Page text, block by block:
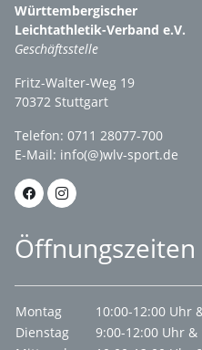
Württembergischer
Leichtathletik-Verband e.V.
Geschäftsstelle
Fritz-Walter-Weg 19
70372 Stuttgart
Telefon: 0711 28077-700
E-Mail: info(@)wlv-sport.de
Öffnungszeiten
Montag
10:00-12:00 Uhr
Dienstag
9:00-12:00 Uhr